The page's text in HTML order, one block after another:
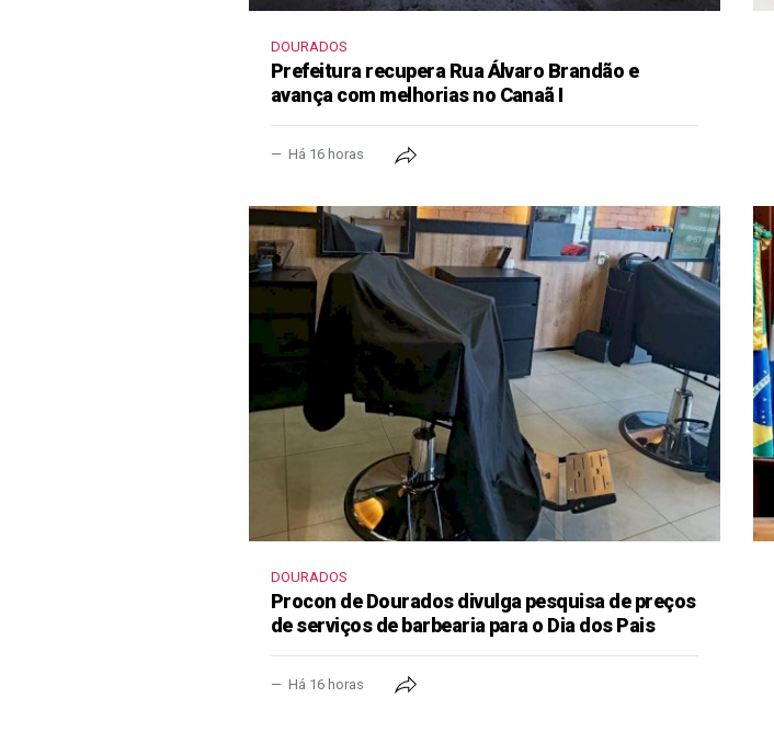
DOURADOS
Prefeitura recupera Rua Álvaro Brandão e
avança com melhorias no Canaã I
Há 16 horas
DOURADOS
Procon de Dourados divulga pesquisa de preços
de serviços de barbearia para o Dia dos Pais
Há 16 horas